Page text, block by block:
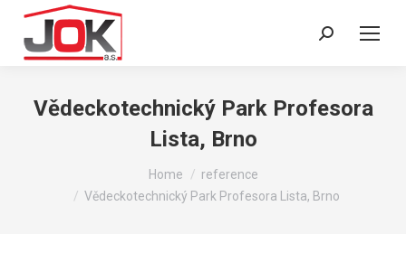
Search:
Vědeckotechnický Park Profesora
Lista, Brno
Home
reference
Vědeckotechnický Park Profesora Lista, Brno